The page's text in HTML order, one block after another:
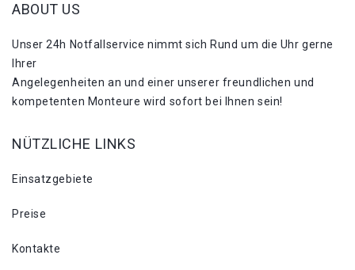
ABOUT US
Unser 24h Notfallservice nimmt sich Rund um die Uhr gerne
Ihrer
Angelegenheiten an und einer unserer freundlichen und
kompetenten Monteure wird sofort bei Ihnen sein!
NÜTZLICHE LINKS
Einsatzgebiete
Preise
Kontakte